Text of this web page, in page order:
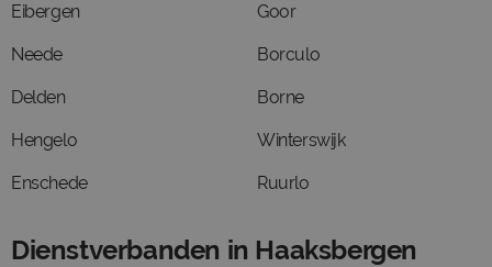
Eibergen
Neede
Delden
Hengelo
Enschede
Goor
Borculo
Borne
Winterswijk
Ruurlo
Dienstverbanden in Haaksbergen